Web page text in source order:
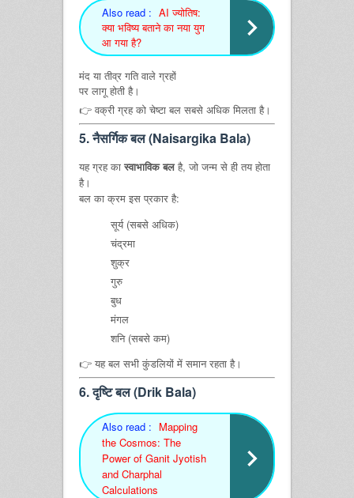
Also read : AI ज्योतिष:
क्या भविष्य बताने का नया युग
आ गया है?
मंद या तीव्र गति वाले ग्रहों
पर लागू होती है।
👉 वक्री ग्रह को चेष्टा बल सबसे अधिक मिलता है।
5. नैसर्गिक बल (Naisargika Bala)
यह ग्रह का स्वाभाविक बलहै, जो जन्म से ही तय होता
है।
बल का क्रम इस प्रकार है:
सूर्य (सबसे अधिक)
चंद्रमा
शुक्र
गुरु
बुध
मंगल
शनि (सबसे कम)
👉 यह बल सभी कुंडलियों में समान रहता है।
6. दृष्टि बल (Drik Bala)
Also read : Mapping
the Cosmos: The
Power of Ganit Jyotish
and Charphal
Calculations